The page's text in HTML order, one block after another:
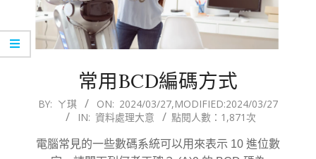
常用BCD編碼方式
2024-
27
BY: ㄚ琪 ON: 2024/03/27,MODIFIED:2024/03/27
IN: 資料處理大意 點閱人數：1,871次
電腦常見的一些數碼系統可以用來表示 10 進位數